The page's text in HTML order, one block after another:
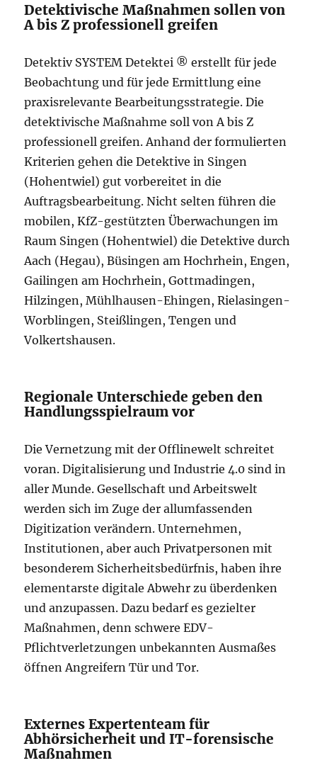
Detektivische Maßnahmen sollen von
A bis Z professionell greifen
Detektiv SYSTEM Detektei ® erstellt für jede
Beobachtung und für jede Ermittlung eine
praxisrelevante Bearbeitungsstrategie. Die
detektivische Maßnahme soll von A bis Z
professionell greifen. Anhand der formulierten
Kriterien gehen die Detektive in Singen
(Hohentwiel) gut vorbereitet in die
Auftragsbearbeitung. Nicht selten führen die
mobilen, KfZ-gestützten Überwachungen im
Raum Singen (Hohentwiel) die Detektive durch
Aach (Hegau), Büsingen am Hochrhein, Engen,
Gailingen am Hochrhein, Gottmadingen,
Hilzingen, Mühlhausen-Ehingen, Rielasingen-
Worblingen, Steißlingen, Tengen und
Volkertshausen.
Regionale Unterschiede geben den
Handlungsspielraum vor
Die Vernetzung mit der Offlinewelt schreitet
voran. Digitalisierung und Industrie 4.0 sind in
aller Munde. Gesellschaft und Arbeitswelt
werden sich im Zuge der allumfassenden
Digitization verändern. Unternehmen,
Institutionen, aber auch Privatpersonen mit
besonderem Sicherheitsbedürfnis, haben ihre
elementarste digitale Abwehr zu überdenken
und anzupassen. Dazu bedarf es gezielter
Maßnahmen, denn schwere EDV-
Pflichtverletzungen unbekannten Ausmaßes
öffnen Angreifern Tür und Tor.
Externes Expertenteam für
Abhörsicherheit und IT-forensische
Maßnahmen